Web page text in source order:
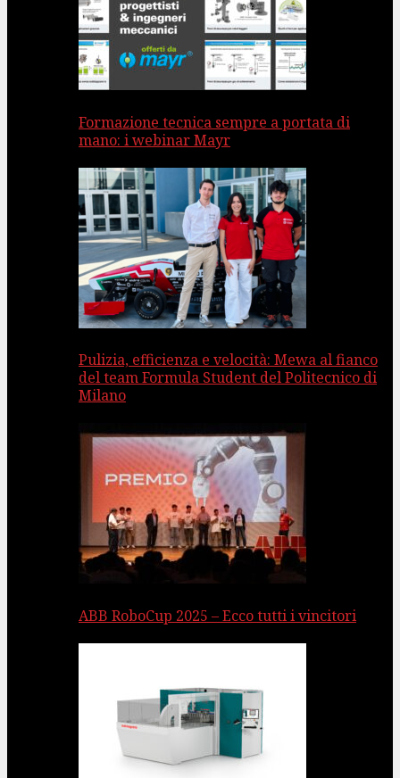
Formazione tecnica sempre a portata di
mano: i webinar Mayr
Pulizia, efficienza e velocità: Mewa al fianco
del team Formula Student del Politecnico di
Milano
ABB RoboCup 2025 – Ecco tutti i vincitori